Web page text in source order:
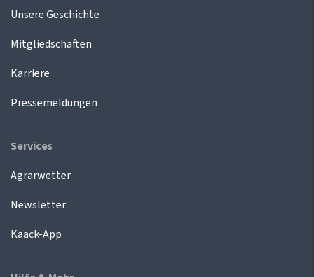
Unsere Geschichte
Mitgliedschaften
Karriere
Pressemeldungen
Services
Agrarwetter
Newsletter
Kaack-App